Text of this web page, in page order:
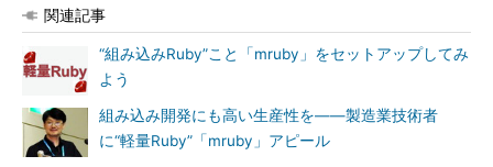
関連記事
“組み込みRuby”こと「mruby」をセットアップしてみ
よう
組み込み開発にも高い生産性を――製造業技術者
に“軽量Ruby”「mruby」アピール